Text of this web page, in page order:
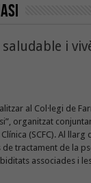
i
al Col·legi de
organitzat
(SCFC). Al
tractament de la
associades i